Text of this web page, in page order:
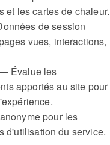
et les cartes de chaleur.
de session
vues, interactions,
Évalue les
apportés au site pour
pour les
d'utilisation du service.